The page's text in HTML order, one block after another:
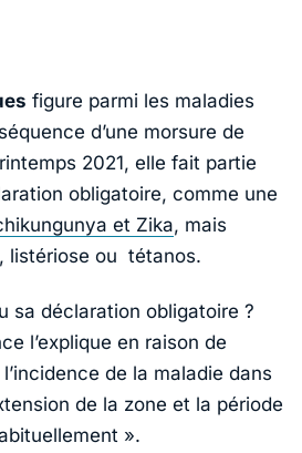
figure parmi les maladies
d’une morsure de
2021, elle fait partie
obligatoire, comme une
et Zika, mais
listériose ou tétanos.
sa déclaration obligatoire ?
l’explique en raison de
de la maladie dans
de la zone et la période
».